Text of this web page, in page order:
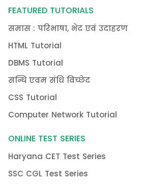
FEATURED TUTORIALS
समास : परिभाषा, भेद एवं उदाहरण
HTML Tutorial
DBMS Tutorial
सन्धि एवम संधि विच्छेद
CSS Tutorial
Computer Network Tutorial
ONLINE TEST SERIES
Haryana CET Test Series
SSC CGL Test Series